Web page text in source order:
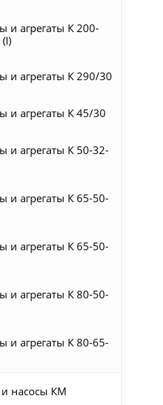
и агрегаты К 200-
и агрегаты К 290/30
и агрегаты К 45/30
и агрегаты К 50-32-
и агрегаты К 65-50-
и агрегаты К 65-50-
и агрегаты К 80-50-
и агрегаты К 80-65-
и насосы КМ